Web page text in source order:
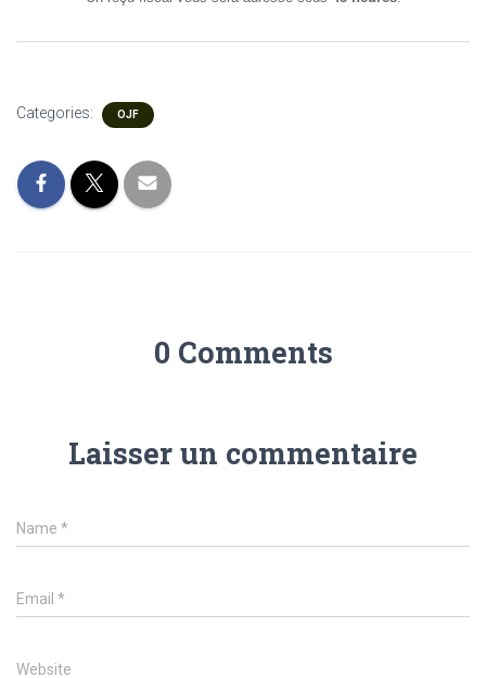
Categories: OJF
0 Comments
Laisser un commentaire
Name *
Email *
Website